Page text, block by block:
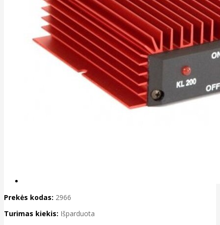
Prekės kodas: 2966
Turimas kiekis: Išparduota